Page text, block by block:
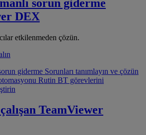
sorun giderme
DEX
etkilenmeden çözün.
giderme Sorunları tanımlayın ve çözün
Rutin BT görevlerini
TeamViewer